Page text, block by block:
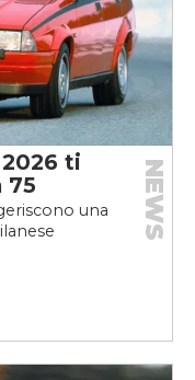
ti
75
una
NEWS